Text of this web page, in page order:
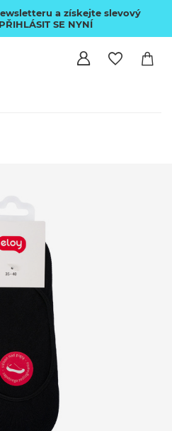
a získejte slevový
SE NYNÍ